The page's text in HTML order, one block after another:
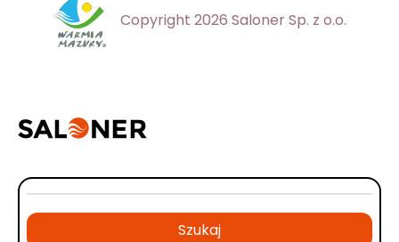
Copyright 2026 Saloner Sp. z o.o.
Szukaj